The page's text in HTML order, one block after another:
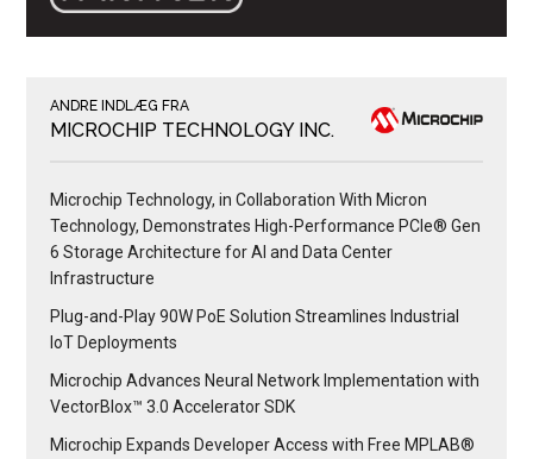
ANDRE INDLÆG FRA
MICROCHIP TECHNOLOGY INC.
Microchip Technology, in Collaboration With Micron
Technology, Demonstrates High-Performance PCIe® Gen
6 Storage Architecture for AI and Data Center
Infrastructure
Plug-and-Play 90W PoE Solution Streamlines Industrial
IoT Deployments
Microchip Advances Neural Network Implementation with
VectorBlox™ 3.0 Accelerator SDK
Microchip Expands Developer Access with Free MPLAB®